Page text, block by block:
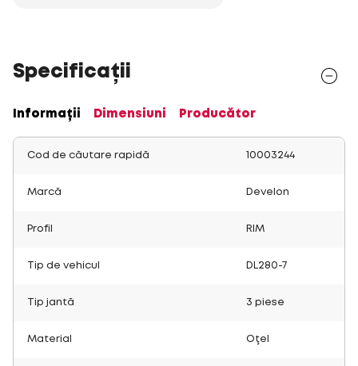
Specificații
Informații Dimensiuni Producător
Cod de căutare rapidă 10003244
Marcă Develon
Profil RIM
Tip de vehicul DL280-7
Tip jantă 3 piese
Material Oţel